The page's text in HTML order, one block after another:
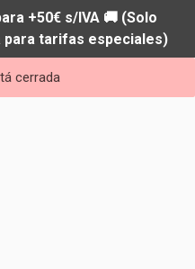
+50€ s/IVA 🚚 (Solo
para tarifas especiales)
cerrada